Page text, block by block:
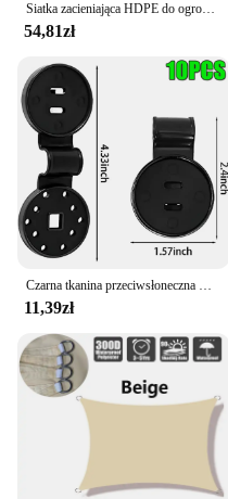
**Versatile and User-
Available in a range of
needs, this shade sail
outdoor furnishings. Its
that it can be easily
changing requirements.
friendly nature makes
homeowners and
comfortable and
easy-to-clean surface
breeze, ensuring that
stylish and practical
Siatka zacieniająca HDPE do ogrodu, ochrona UV, Pergola na zewnątrz, osłona przeciwsłoneczna, markiza basenowa, żagiel szopy, cieniowanie 90%
54,81zł
Czarna tkanina przeciwsłoneczna Osłona z filtrem przeciwsłonecznym Taśma krawędź Z przelotkami Siatka przeciwsłoneczna na Rośliny Pergola Szklarnie Ogrody Patio Baldachim
11,39zł